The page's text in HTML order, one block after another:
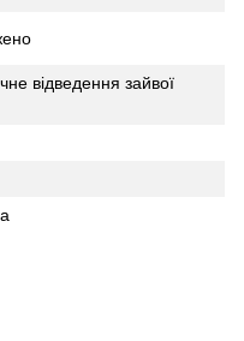
відведення зайвої